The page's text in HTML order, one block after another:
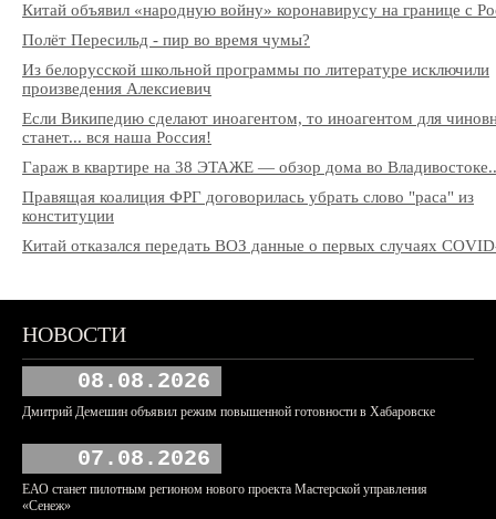
Китай объявил «народную войну» коронавирусу на границе с
Полёт Пересильд - пир во время чумы?
Из белорусской школьной программы по литературе исключили
произведения Алексиевич
Если Википедию сделают иноагентом, то иноагентом для
станет... вся наша Россия!
Гараж в квартире на 38 ЭТАЖЕ — обзор дома во
Правящая коалиция ФРГ договорилась убрать слово "раса" из
конституции
Китай отказался передать ВОЗ данные о первых случаях
НОВОСТИ
08.08.2026
Дмитрий Демешин объявил режим повышенной готовности в Хабаровске
07.08.2026
ЕАО станет пилотным регионом нового проекта Мастерской управления
«Сенеж»